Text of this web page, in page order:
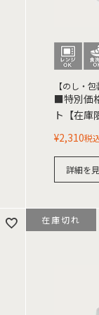
【のし・包
■特別価
ト【在庫
¥2,310税
詳細を
在庫切れ